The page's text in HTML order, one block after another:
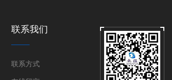
联系我们
联系方式